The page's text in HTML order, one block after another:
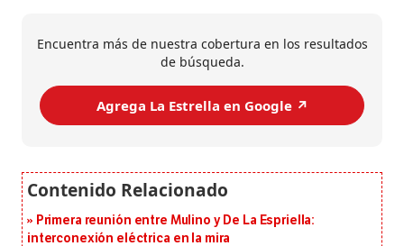
Encuentra más de nuestra cobertura en los resultados
de búsqueda.
Agrega La Estrella en Google ↗️
Primera reunión entre Mulino y De La Espriella:
interconexión eléctrica en la mira